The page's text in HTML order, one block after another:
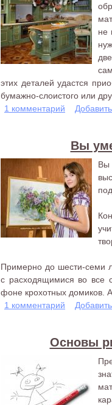
не
этих деталей удастся
бумажно-слоистого или
1 комментарий
Вы
Вы
Примерно до шести-семи
с расходящимися во все
фоне крохотных домиков.
1 комментарий
Основы